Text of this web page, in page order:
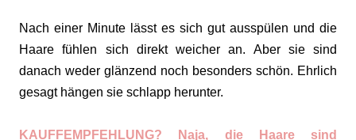
Nach einer Minute lässt es sich gut ausspülen und die
Haare fühlen sich direkt weicher an. Aber sie sind
danach weder glänzend noch besonders schön. Ehrlich
gesagt hängen sie schlapp herunter.
KAUFFEMPFEHLUNG? Naja, die Haare sind